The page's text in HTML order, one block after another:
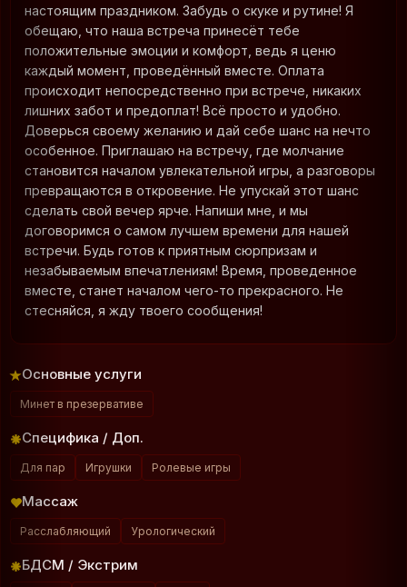
настоящим праздником. Забудь о скуке и рутине! Я
обещаю, что наша встреча принесёт тебе
положительные эмоции и комфорт, ведь я ценю
каждый момент, проведённый вместе. Оплата
происходит непосредственно при встрече, никаких
лишних забот и предоплат! Всё просто и удобно.
Доверься своему желанию и дай себе шанс на нечто
особенное. Приглашаю на встречу, где молчание
становится началом увлекательной игры, а разговоры
превращаются в откровение. Не упускай этот шанс
сделать свой вечер ярче. Напиши мне, и мы
договоримся о самом лучшем времени для нашей
встречи. Будь готов к приятным сюрпризам и
незабываемым впечатлениям! Время, проведенное
вместе, станет началом чего-то прекрасного. Не
стесняйся, я жду твоего сообщения!
Основные услуги
Минет в презервативе
Специфика / Доп.
Для пар Игрушки Ролевые игры
Массаж
Расслабляющий Урологический
БДСМ / Экстрим